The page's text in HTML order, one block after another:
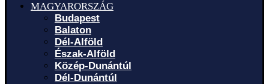
MAGYARORSZÁG
Budapest
Balaton
Dél-Alföld
Észak-Alföld
Közép-Dunántúl
Dél-Dunántúl